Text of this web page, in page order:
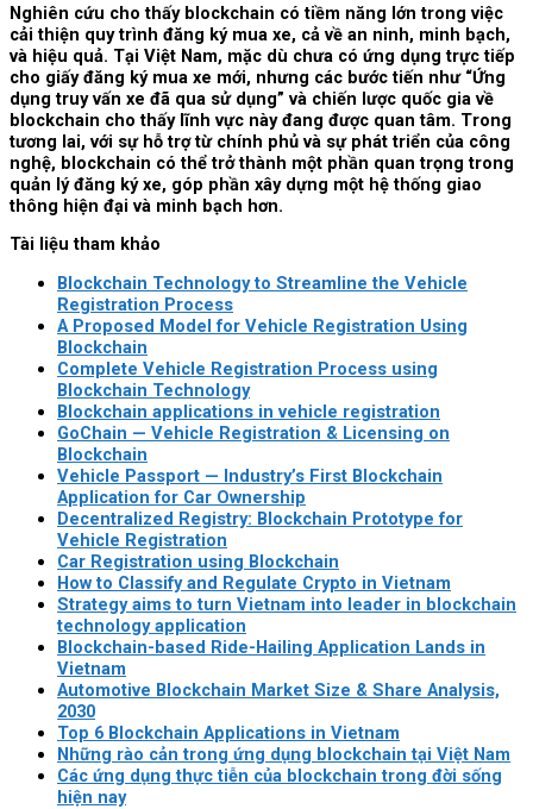
Nghiên cứu cho thấy blockchain có tiềm năng lớn trong việc
cải thiện quy trình đăng ký mua xe, cả về an ninh, minh bạch,
và hiệu quả. Tại Việt Nam, mặc dù chưa có ứng dụng trực tiếp
cho giấy đăng ký mua xe mới, nhưng các bước tiến như “Ứng
dụng truy vấn xe đã qua sử dụng” và chiến lược quốc gia về
blockchain cho thấy lĩnh vực này đang được quan tâm. Trong
tương lai, với sự hỗ trợ từ chính phủ và sự phát triển của công
nghệ, blockchain có thể trở thành một phần quan trọng trong
quản lý đăng ký xe, góp phần xây dựng một hệ thống giao
thông hiện đại và minh bạch hơn.
Tài liệu tham khảo
Blockchain Technology to Streamline the Vehicle
Registration Process
A Proposed Model for Vehicle Registration Using
Blockchain
Complete Vehicle Registration Process using
Blockchain Technology
Blockchain applications in vehicle registration
GoChain — Vehicle Registration & Licensing on
Blockchain
Vehicle Passport — Industry’s First Blockchain
Application for Car Ownership
Decentralized Registry: Blockchain Prototype for
Vehicle Registration
Car Registration using Blockchain
How to Classify and Regulate Crypto in Vietnam
Strategy aims to turn Vietnam into leader in blockchain
technology application
Blockchain-based Ride-Hailing Application Lands in
Vietnam
Automotive Blockchain Market Size & Share Analysis,
2030
Top 6 Blockchain Applications in Vietnam
Những rào cản trong ứng dụng blockchain tại Việt Nam
Các ứng dụng thực tiễn của blockchain trong đời sống
hiện nay